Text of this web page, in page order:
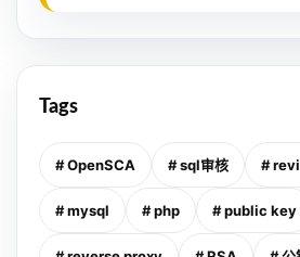
Tags
# OpenSCA # sql审核 #
# mysql # php # public key